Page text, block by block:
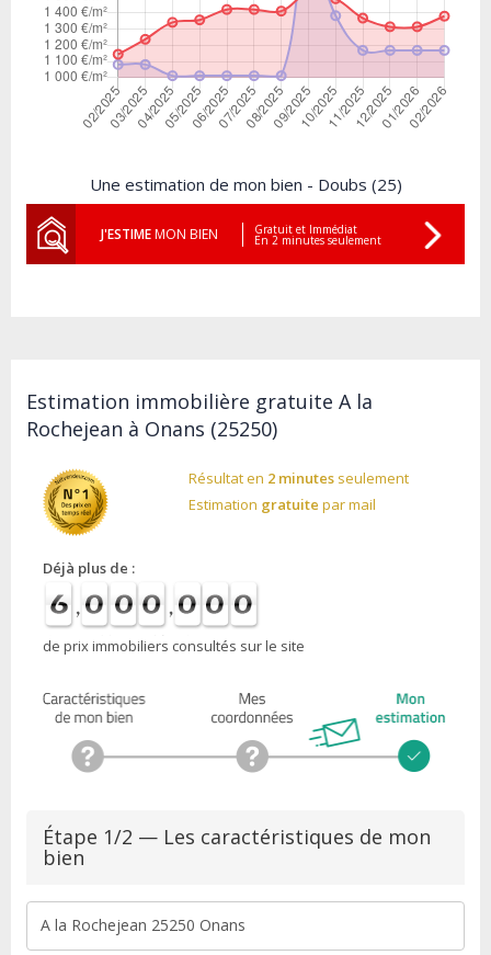
Une estimation de mon bien - Doubs (25)
J'ESTIMEMON BIEN Gratuit et Immédiat
En 2 minutes seulement
Estimation immobilière gratuite A la
Rochejean à Onans (25250)
Résultat en 2 minutes seulement
Estimation gratuite par mail
Déjà plus de :
de prix immobiliers consultés sur le site
Étape 1/2 — Les caractéristiques de mon
bien